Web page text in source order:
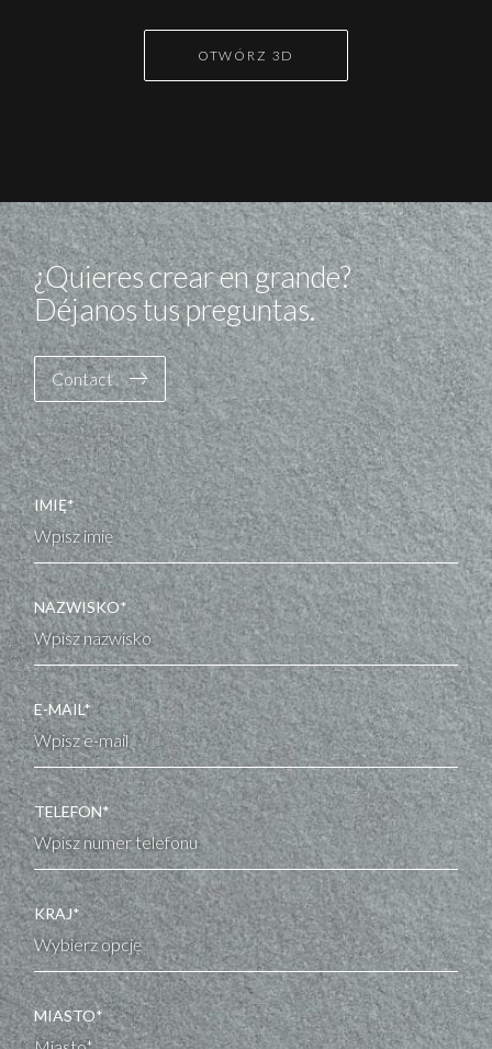
OTWÓRZ 3D
¿Quieres crear en grande?
Déjanos tus preguntas.
Contact
IMIĘ*
NAZWISKO*
E-MAIL*
TELEFON*
KRAJ*
MIASTO*